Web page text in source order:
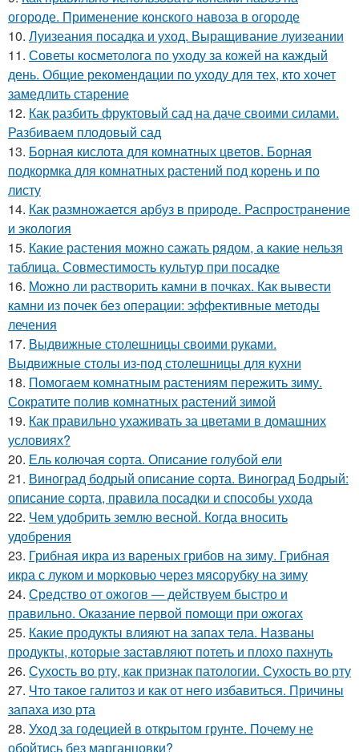
огороде. Применение конского навоза в огороде
10. Луизеания посадка и уход. Выращивание луизеании
11. Советы косметолога по уходу за кожей на каждый
день. Общие рекомендации по уходу для тех, кто хочет
замедлить старение
12. Как разбить фруктовый сад на даче своими силами.
Разбиваем плодовый сад
13. Борная кислота для комнатных цветов. Борная
подкормка для комнатных растений под корень и по
листу
14. Как размножается арбуз в природе. Распространение
и экология
15. Какие растения можно сажать рядом, а какие нельзя
таблица. Совместимость культур при посадке
16. Можно ли растворить камни в почках. Как вывести
камни из почек без операции: эффективные методы
лечения
17. Выдвижные столешницы своими руками.
Выдвижные столы из-под столешницы для кухни
18. Помогаем комнатным растениям пережить зиму.
Сократите полив комнатных растений зимой
19. Как правильно ухаживать за цветами в домашних
условиях?
20. Ель колючая сорта. Описание голубой ели
21. Виноград бодрый описание сорта. Виноград Бодрый:
описание сорта, правила посадки и способы ухода
22. Чем удобрить землю весной. Когда вносить
удобрения
23. Грибная икра из вареных грибов на зиму. Грибная
икра с луком и морковью через мясорубку на зиму
24. Средство от ожогов ― действуем быстро и
правильно. Оказание первой помощи при ожогах
25. Какие продукты влияют на запах тела. Названы
продукты, которые заставляют потеть и плохо пахнуть
26. Сухость во рту, как признак патологии. Сухость во рту
27. Что такое галитоз и как от него избавиться. Причины
запаха изо рта
28. Уход за годецией в открытом грунте. Почему не
обойтись без марганцовки?